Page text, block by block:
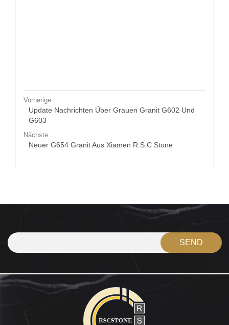
Vorherige :
Update Nachrichten Über Grauen Granit G602 Und
G603
Nächste :
Neuer G654 Granit Aus Xiamen R.S.C Stone